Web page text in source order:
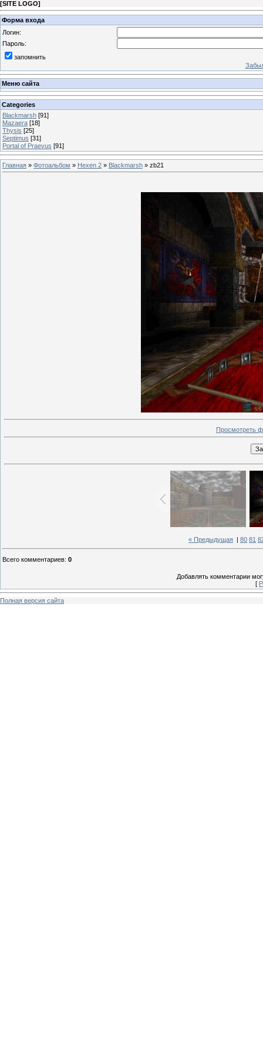
[SITE LOGO]
Форма входа
Логин:
Пароль:
запомнить
Меню сайта
Categories
Blackmarsh [91]
Mazaera [18]
Thysis [25]
Septimus [31]
Portal of Praevus [91]
Главная » Фотоальбом » Hexen 2 » Blackmarsh » zb21
Просмотреть
« Предыдущая 80 81
Всего комментариев: 0
Добавлять комментарии
[
Полная версия сайта